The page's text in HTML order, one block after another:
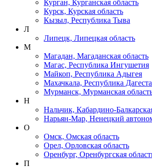
Курган, Курганская область
Курск, Курская область
Кызыл, Республика Тыва
Л
Липецк, Липецкая область
М
Магадан, Магаданская область
Магас, Республика Ингушетия
Майкоп, Республика Адыгея
Махачкала, Республика
Мурманск, Мурманская
Н
Нальчик, Кабардино-
Нарьян-Мар, Ненецкий
О
Омск, Омская область
Орел, Орловская область
Оренбург, Оренбургская
П